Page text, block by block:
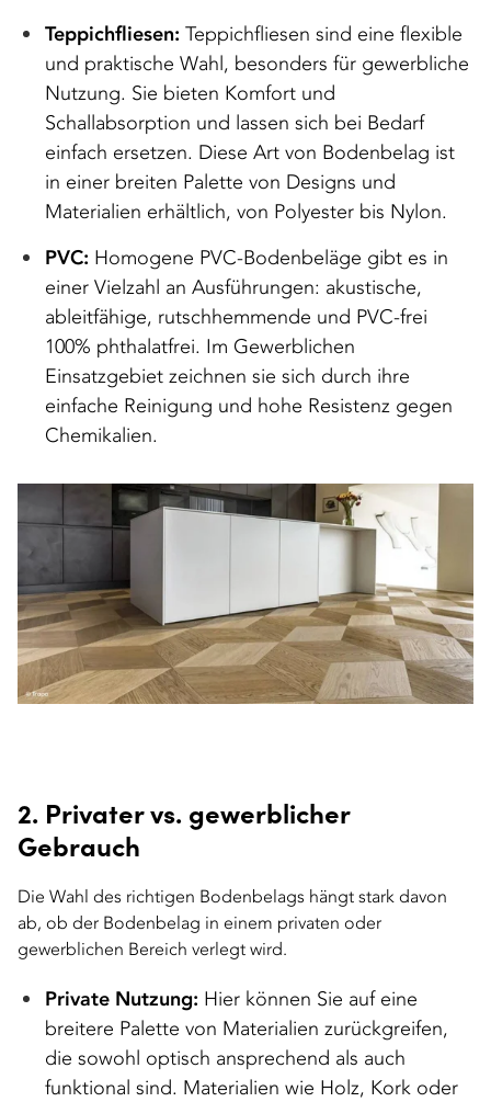
Teppichfliesen: Teppichfliesen sind eine flexible
und praktische Wahl, besonders für gewerbliche
Nutzung. Sie bieten Komfort und
Schallabsorption und lassen sich bei Bedarf
einfach ersetzen. Diese Art von Bodenbelag ist
in einer breiten Palette von Designs und
Materialien erhältlich, von Polyester bis Nylon.
PVC: Homogene PVC-Bodenbeläge gibt es in
einer Vielzahl an Ausführungen: akustische,
ableitfähige, rutschhemmende und PVC-frei
100% phthalatfrei. Im Gewerblichen
Einsatzgebiet zeichnen sie sich durch ihre
einfache Reinigung und hohe Resistenz gegen
Chemikalien.
2. Privater vs. gewerblicher
Gebrauch
Die Wahl des richtigen Bodenbelags hängt stark davon
ab, ob der Bodenbelag in einem privaten oder
gewerblichen Bereich verlegt wird.
Private Nutzung: Hier können Sie auf eine
breitere Palette von Materialien zurückgreifen,
die sowohl optisch ansprechend als auch
funktional sind. Materialien wie Holz, Kork oder